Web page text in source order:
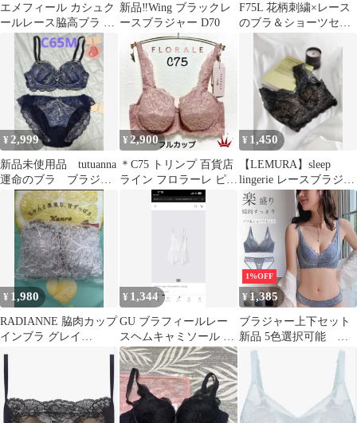
エメフィール カシュク
ールレース脇高ブラ コ
ーラルピンクE70
新品‼︎Wing ブラックレ
ースブラジャー D70
F75L 花柄刺繍×レース
のブラ＆ショーツセッ
ト ブラック
¥ 2,999
新品未使用品 tutuanna
運命のブラ ブラジャ
ー&ショーツセット
C65M
¥2,900
＊C75 トリンプ 百貨店
ライン フロラーレ ピオ
ニー フルカップブラ単
¥ 1,450
【LEMURA】sleep
lingerie レースブラジャ
ーブラックレミュラ
¥ 1,980
RADIANNE 脇肉カップ
インブラ グレイ
40/90EF
¥ 1,344
GU ブラフィールレー
スヘムキャミソール オ
フホワイト S
1%OFF
¥1,385
ブラジャー上下セット
新品 5色選択可能 ブ
ラジャー ショーツセッ
ト 脇高でしっかり補正
柔らか 谷間ノンワイヤ
ーブラ 美胸 美背 脇高
育乳フルレース 総レー